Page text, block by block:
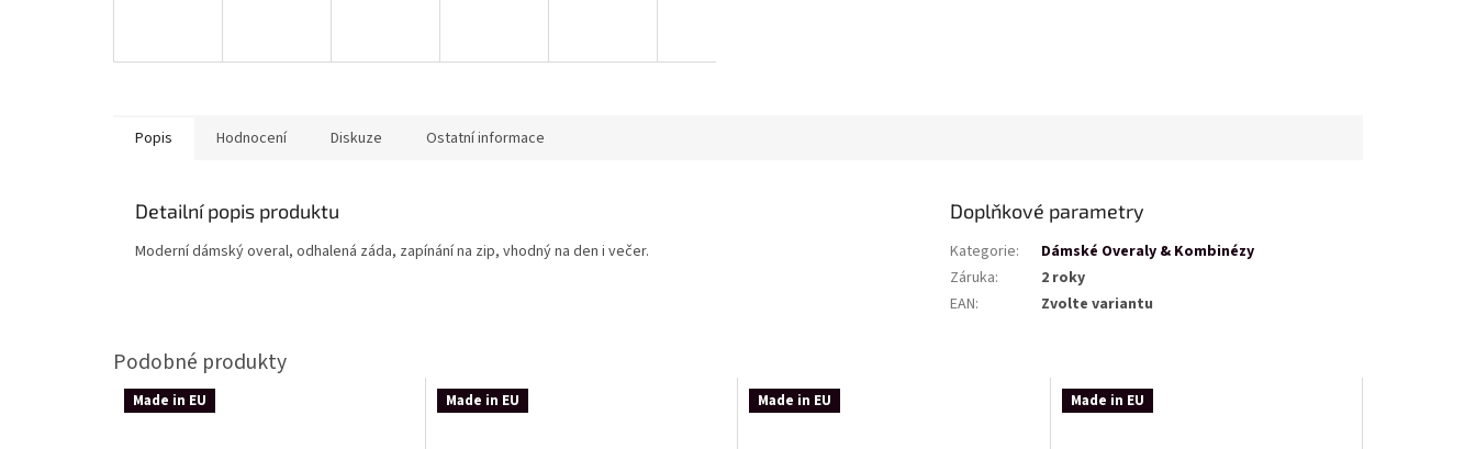
Popis Hodnocení Diskuze Ostatní informace
Detailní popis produktu
Moderní dámský overal, odhalená záda, zapínání na zip, vhodný na den i večer.
Doplňkové parametry
Kategorie:
Dámské Overaly & Kombinézy
Záruka:
2 roky
EAN: Zvolte variantu
Made in EU Made in EU Made in EU Made in EU